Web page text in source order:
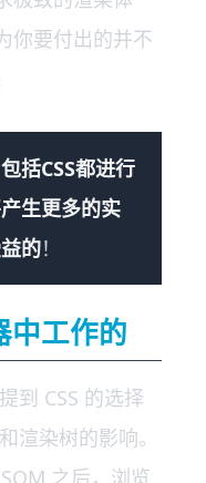
你要付出的并不
括CSS都进行
生更多的实
的！
中工作的
到 CSS 的选择
渲染树的影响。
之后，浏览